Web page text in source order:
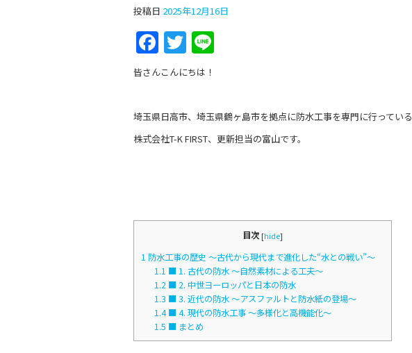
投稿日 2025年12月16日
F
a
c
e
b
o
T
w
itt
er
皆さんこんにちは！
埼玉県日高市、埼玉県鶴ヶ島市を拠点に防水工事を専門に行っている
株式会社T-K FIRST、更新担当の富山です。
目次 [hide]
1 防水工事の歴史 ～古代から現代まで進化した“水との戦い”～
1.1 ■ 1. 古代の防水 ～自然素材による工夫～
1.2■ 2. 中世ヨーロッパと日本の防水
1.3 ■ 3. 近代の防水 ～アスファルトと防水紙の登場～
1.4■ 4. 現代の防水工事 ～多様化と高機能化～
1.5 ■ まとめ